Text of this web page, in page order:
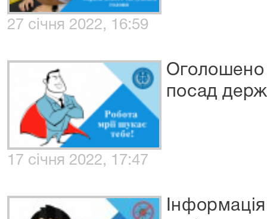
27 січня 2022, 16:59
Оголошено
посад
17 січня 2022, 17:47